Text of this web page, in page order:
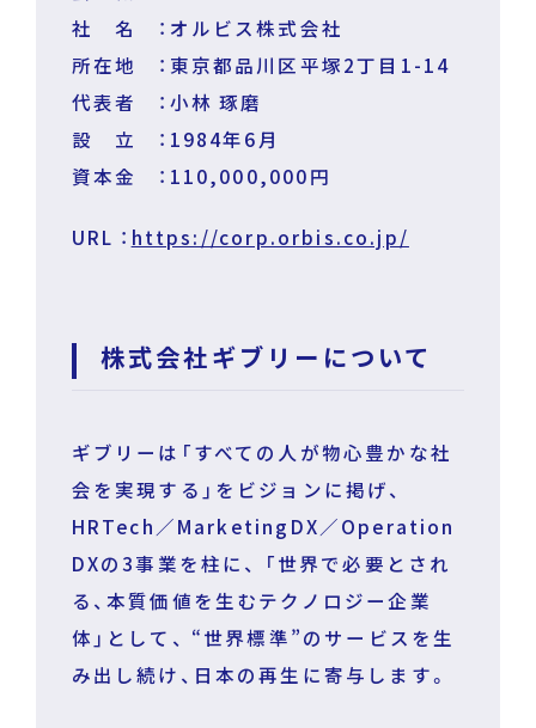
社 名 ：オルビス株式会社
所在地 ：東京都品川区平塚2丁目1-14
代表者 ：小林 琢磨
設 立 ：1984年6月
資本金 ：110,000,000円
URL ： https://corp.orbis.co.jp/
株式会社ギブリーについて
ギブリーは「すべての人が物心豊かな社
会を実現する」をビジョンに掲げ、
HRTech／MarketingDX／Operation
DXの3事業を柱に、 「世界で必要とされ
る、本質価値を生むテクノロジー企業
体」として、 “世界標準”のサービスを生
み出し続け、日本の再生に寄与します。